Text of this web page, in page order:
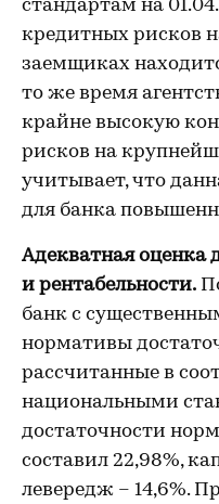
стандартам на
кредитных рисков
заемщиках
то же время
крайне высокую
рисков на
учитывает, что
для банка
Адекватная оценка
и рентабельности.
банк с
нормативы
рассчитанные в
национальными
достаточности
составил 22,98%,
левередж – 14,6%.